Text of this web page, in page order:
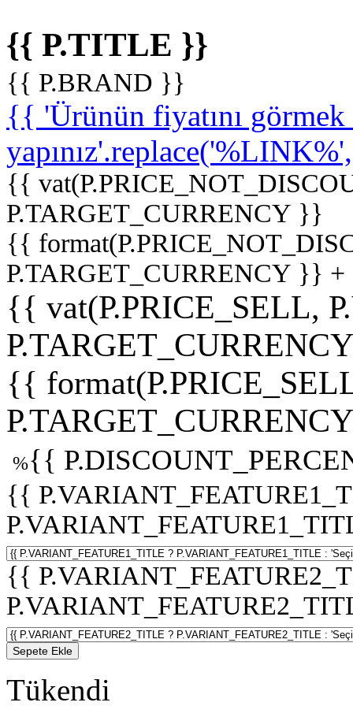
{{ P.TITLE }}
{{ P.BRAND }}
{{ 'Ürünün fiyatını
{{
P.TARGET_CURRENCY }}
{{
P.TARGET_CURRENCY }}
{{ vat(P.PRICE_SELL,
{{
%{{
{{
{{
Sepete Ekle
Tükendi